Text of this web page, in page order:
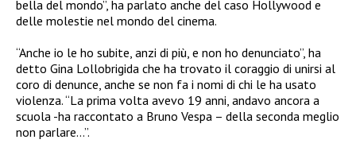
bella del mondo”, ha parlato anche del caso Hollywood e
delle molestie nel mondo del cinema.
“Anche io le ho subite, anzi di più, e non ho denunciato”, ha
detto Gina Lollobrigida che ha trovato il coraggio di unirsi al
coro di denunce, anche se non fa i nomi di chi le ha usato
violenza. “La prima volta avevo 19 anni, andavo ancora a
scuola -ha raccontato a Bruno Vespa – della seconda meglio
non parlare…”.